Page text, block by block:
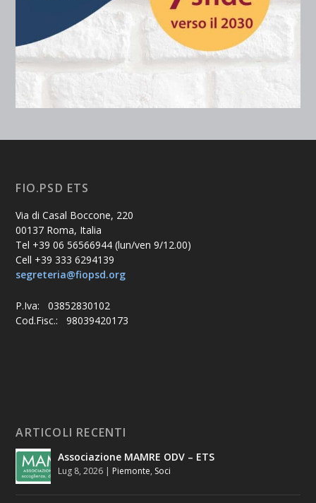
FIO.PSD ETS
Via di Casal Boccone, 220
00137 Roma, Italia
Tel +39 06 56566944 (lun/ven 9/12.00)
Cell +39 333 6294139
segreteria@fiopsd.org
P.Iva: 03852830102
Cod.Fisc.: 98039420173
ARTICOLI RECENTI
Associazione MAMRE ODV – ETS
Lug 8, 2026 | Piemonte, Soci